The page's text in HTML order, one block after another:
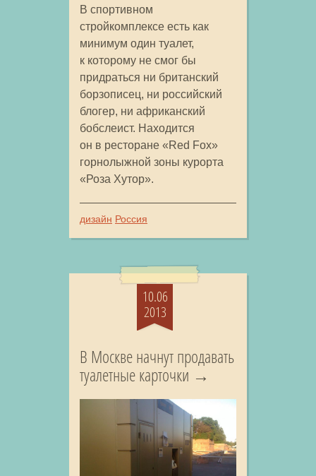
В спортивном
стройкомплексе есть как
минимум один туалет,
к которому не смог бы
придраться ни британский
борзописец, ни российский
блогер, ни африканский
бобслеист. Находится
он в ресторане «Red Fox»
горнолыжной зоны курорта
«Роза Хутор».
дизайн Россия
10.06
2013
В Москве начнут продавать
туалетные карточки